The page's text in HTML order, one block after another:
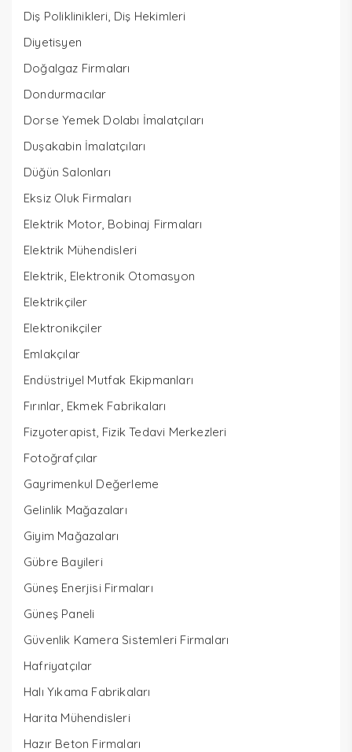
Diş Poliklinikleri, Diş Hekimleri
Diyetisyen
Doğalgaz Firmaları
Dondurmacılar
Dorse Yemek Dolabı İmalatçıları
Duşakabin İmalatçıları
Düğün Salonları
Eksiz Oluk Firmaları
Elektrik Motor, Bobinaj Firmaları
Elektrik Mühendisleri
Elektrik, Elektronik Otomasyon
Elektrikçiler
Elektronikçiler
Emlakçılar
Endüstriyel Mutfak Ekipmanları
Fırınlar, Ekmek Fabrikaları
Fizyoterapist, Fizik Tedavi Merkezleri
Fotoğrafçılar
Gayrimenkul Değerleme
Gelinlik Mağazaları
Giyim Mağazaları
Gübre Bayileri
Güneş Enerjisi Firmaları
Güneş Paneli
Güvenlik Kamera Sistemleri Firmaları
Hafriyatçılar
Halı Yıkama Fabrikaları
Harita Mühendisleri
Hazır Beton Firmaları